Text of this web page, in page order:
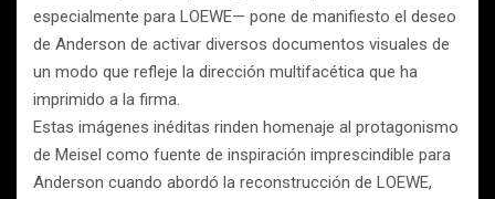
especialmente para LOEWE— pone de manifiesto el deseo
de Anderson de activar diversos documentos visuales de
un modo que refleje la dirección multifacética que ha
imprimido a la firma.
Estas imágenes inéditas rinden homenaje al protagonismo
de Meisel como fuente de inspiración imprescindible para
Anderson cuando abordó la reconstrucción de LOEWE,